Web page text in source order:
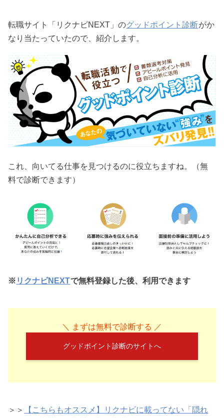
転職サイト「リクナビNEXT」のグッドポイント診断がか
なり当たっていたので、紹介します。
これ、向いてる仕事を見つけるのに役立ちますね。（無
料で診断できます）
※ リクナビNEXTで無料登録した後、利用できます
＼ まずは無料で診断する ／
グッドポイント診断のサイトへ
＞＞
【こちらもオススメ】リクナビに載ってない「隠れ